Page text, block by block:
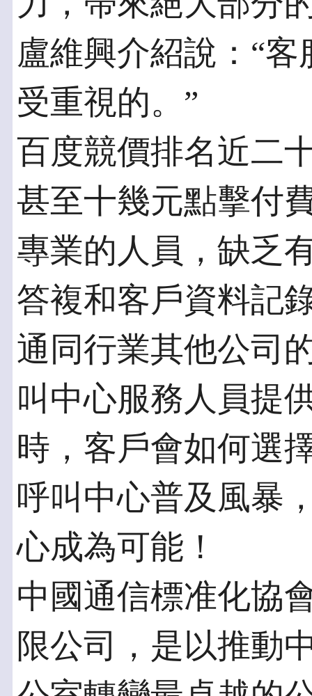
盧維興介紹說：“
受重視的。”
百度競價排名近二
甚至十幾元點擊付
專業的人員，缺乏
答複和客戶資料記
通同行業其他公司
叫中心服務人員提
時，客戶會如何選
呼叫中心普及風暴
心成為可能！
中國通信標准化協
限公司，是以推動